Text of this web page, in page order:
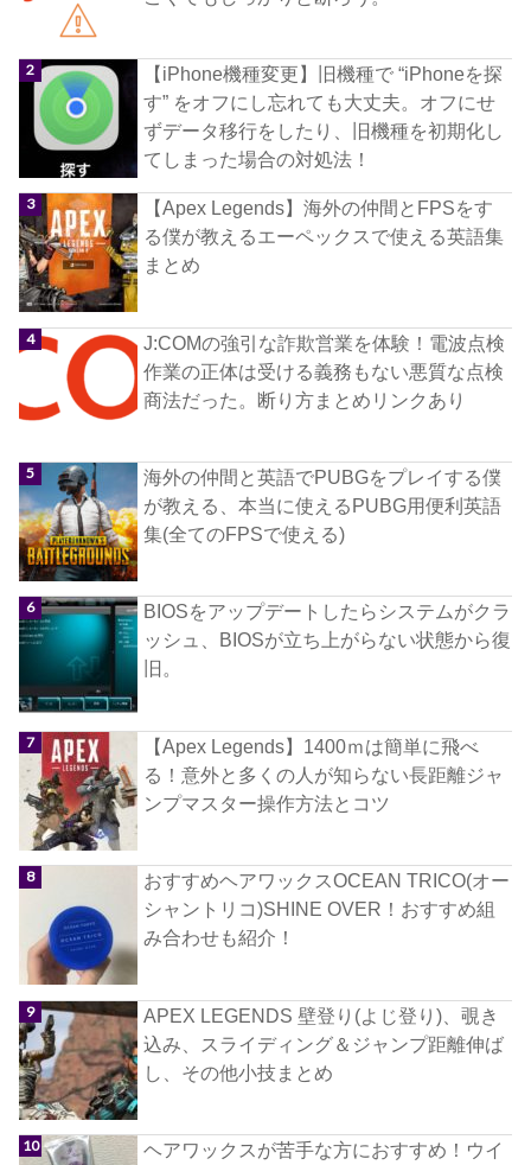
【iPhone機種変更】旧機種で “iPhoneを探
す” をオフにし忘れても大丈夫。オフにせ
ずデータ移行をしたり、旧機種を初期化し
てしまった場合の対処法！
【Apex Legends】海外の仲間とFPSをす
る僕が教えるエーペックスで使える英語集
まとめ
J:COMの強引な詐欺営業を体験！電波点検
作業の正体は受ける義務もない悪質な点検
商法だった。断り方まとめリンクあり
海外の仲間と英語でPUBGをプレイする僕
が教える、本当に使えるPUBG用便利英語
集(全てのFPSで使える)
BIOSをアップデートしたらシステムがクラ
ッシュ、BIOSが立ち上がらない状態から復
旧。
【Apex Legends】1400ｍは簡単に飛べ
る！意外と多くの人が知らない長距離ジャ
ンプマスター操作方法とコツ
おすすめヘアワックスOCEAN TRICO(オー
シャントリコ)SHINE OVER！おすすめ組
み合わせも紹介！
APEX LEGENDS 壁登り(よじ登り)、覗き
込み、スライディング＆ジャンプ距離伸ば
し、その他小技まとめ
ヘアワックスが苦手な方におすすめ！ウイ